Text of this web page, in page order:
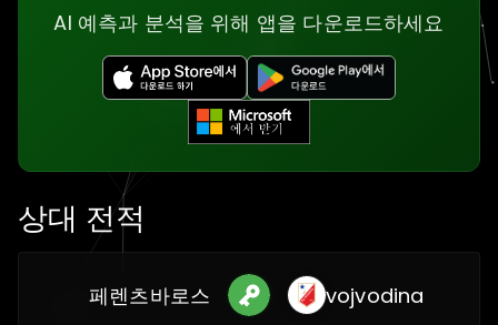
AI 예측과 분석을 위해 앱을 다운로드하세요
상대 전적
페렌츠바로스 vojvodina